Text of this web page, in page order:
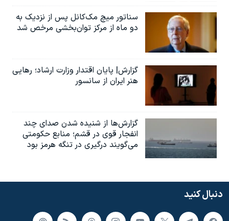
سناتور میچ مک‌کانل پس از نزدیک به
دو ماه از مرکز توان‌بخشی مرخص شد
گزارش| پایان اقتدار وزارت ارشاد؛ رهایی
هنر ایران از سانسور
گزارش‌ها از شنیده شدن صدای چند
انفجار قوی در قشم؛ منابع حکومتی
می‌گویند درگیری در تنگه هرمز بود
دنبال کنید